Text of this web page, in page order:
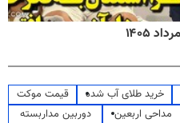
خرید طلای آب شده
قیمت موکت
مداحی اربعین
دوربین مداربسته